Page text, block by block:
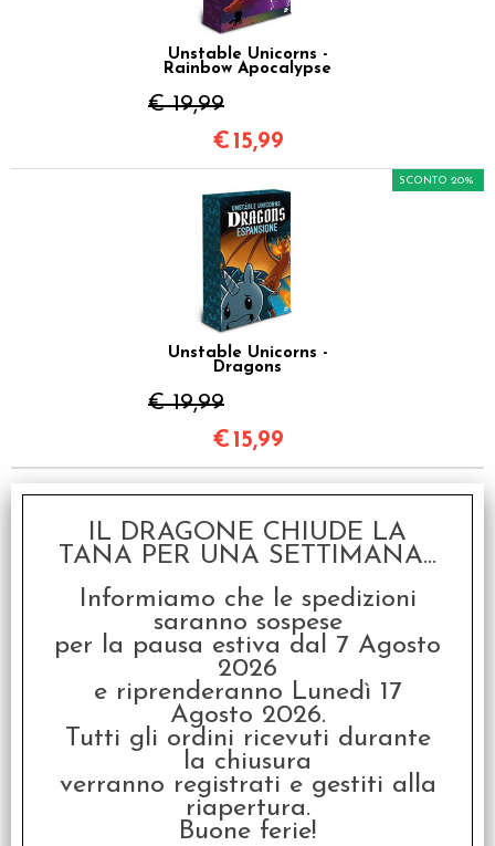
Unstable Unicorns -
Rainbow Apocalypse
€ 19,99
€ 15,99
Unstable Unicorns -
Dragons
€ 19,99
SCONTO 20%
€ 15,99
Unstable Unicorn Kids -
Italiano
€ 19,99
SCONTO 20%
€15,99
IL DRAGONE CHIUDE LA
TANA PER UNA SETTIMANA...
Informiamo che le spedizioni
saranno sospese
per la pausa estiva dal 7 Agosto
2026
e riprenderanno Lunedì 17
Agosto 2026.
Tutti gli ordini ricevuti durante
la chiusura
verranno registrati e gestiti alla
riapertura.
Buone ferie!